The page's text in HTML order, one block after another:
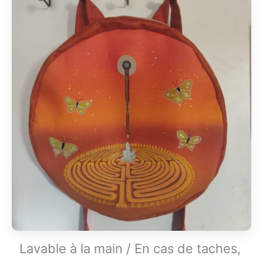
Lavable à la main / En cas de taches,